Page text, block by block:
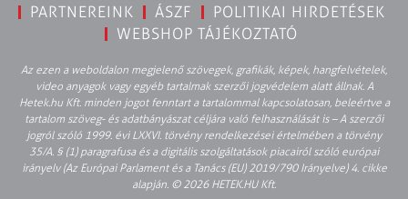
PARTNEREINK
ÁSZF
POLITIKAI HIRDETÉSEK
WEBSHOP TÁJÉKOZTATÓ
Az ezen a weboldalon megjelenő szövegek, grafikák, képek, hangfelvételek,
video anyagok vagy egyéb tartalmak szerzői jogvédelem alatt állnak. A
Hetek.hu Kft. minden jogot fenntart a tartalommal kapcsolatosan, beleértve a
tartalom szöveg- és adatbányászat céljára való felhasználását is – A szerzői
jogról szóló 1999. évi LXXVI. törvény rendelkezései értelmében a törvény
35/A. § (1) paragrafusa és a digitális szolgáltatások piacairól szóló európai
irányelv (Az Európai Parlament és a Tanács (EU) 2019/790 Irányelve) 4. cikke
alapján. © 2026 HETEK.HU Kft.